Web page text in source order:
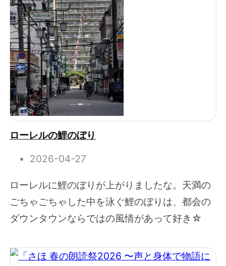
ローレルの鯉のぼり
2026-04-27
ローレルに鯉のぼりが上がりましたな。天満の
ごちゃごちゃした中を泳ぐ鯉のぼりは、都会の
ダウンタウンならではの風情があって好き☆